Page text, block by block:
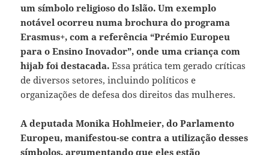
um símbolo religioso do Islão. Um exemplo
notável ocorreu numa brochura do programa
Erasmus+, com a referência “Prémio Europeu
para o Ensino Inovador”, onde uma criança com
hijab foi destacada. Essa prática tem gerado críticas
de diversos setores, incluindo políticos e
organizações de defesa dos direitos das mulheres.
A deputada Monika Hohlmeier, do Parlamento
Europeu, manifestou-se contra a utilização desses
símbolos, argumentando que eles estão